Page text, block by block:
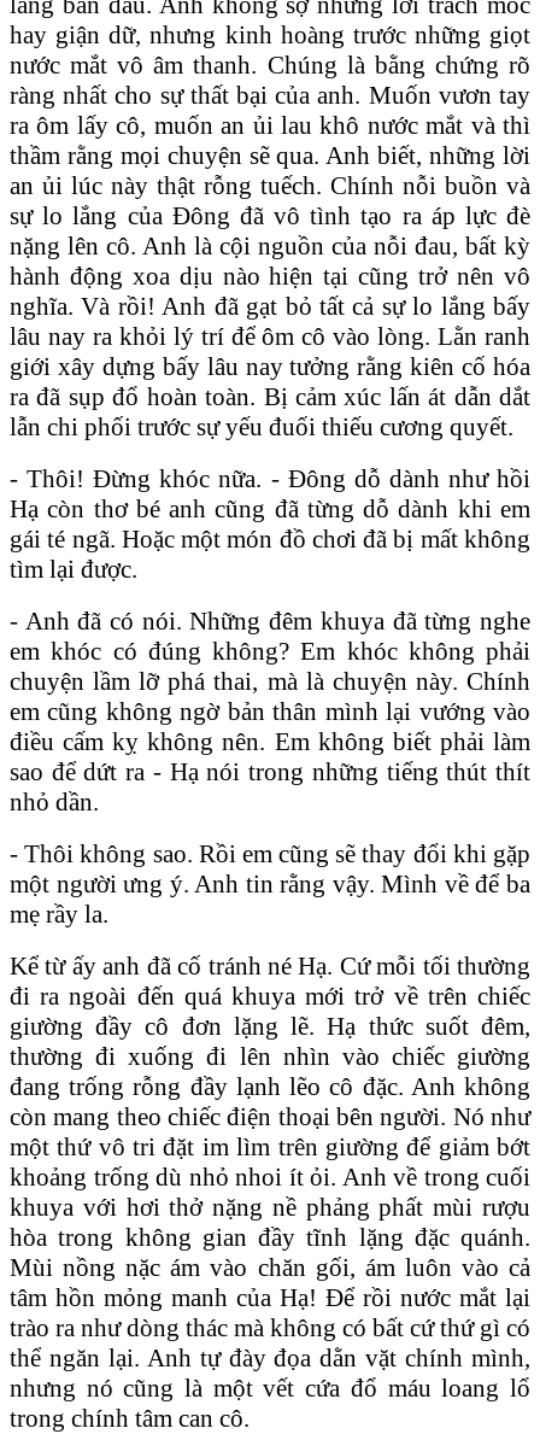
hay giận dữ, nhưng kinh hoàng trước những giọt
nước mắt vô âm thanh. Chúng là bằng chứng rõ
ràng nhất cho sự thất bại của anh. Muốn vươn tay
ra ôm lấy cô, muốn an ủi lau khô nước mắt và thì
thầm rằng mọi chuyện sẽ qua. Anh biết, những lời
an ủi lúc này thật rỗng tuếch. Chính nỗi buồn và
sự lo lắng của Đông đã vô tình tạo ra áp lực đè
nặng lên cô. Anh là cội nguồn của nỗi đau, bất kỳ
hành động xoa dịu nào hiện tại cũng trở nên vô
nghĩa. Và rồi! Anh đã gạt bỏ tất cả sự lo lắng bấy
lâu nay ra khỏi lý trí để ôm cô vào lòng. Lằn ranh
giới xây dựng bấy lâu nay tưởng rằng kiên cố hóa
ra đã sụp đổ hoàn toàn. Bị cảm xúc lấn át dẫn dắt
lẫn chi phối trước sự yếu đuối thiếu cương quyết.
- Thôi! Đừng khóc nữa. - Đông dỗ dành như hồi
Hạ còn thơ bé anh cũng đã từng dỗ dành khi em
gái té ngã. Hoặc một món đồ chơi đã bị mất không
tìm lại được.
- Anh đã có nói. Những đêm khuya đã từng nghe
em khóc có đúng không? Em khóc không phải
chuyện lầm lỡ phá thai, mà là chuyện này. Chính
em cũng không ngờ bản thân mình lại vướng vào
điều cấm kỵ không nên. Em không biết phải làm
sao để dứt ra - Hạ nói trong những tiếng thút thít
nhỏ dần.
- Thôi không sao. Rồi em cũng sẽ thay đổi khi gặp
một người ưng ý. Anh tin rằng vậy. Mình về để ba
mẹ rầy la.
Kể từ ấy anh đã cố tránh né Hạ. Cứ mỗi tối thường
đi ra ngoài đến quá khuya mới trở về trên chiếc
giường đầy cô đơn lặng lẽ. Hạ thức suốt đêm,
thường đi xuống đi lên nhìn vào chiếc giường
đang trống rỗng đầy lạnh lẽo cô đặc. Anh không
còn mang theo chiếc điện thoại bên người. Nó như
một thứ vô tri đặt im lìm trên giường để giảm bớt
khoảng trống dù nhỏ nhoi ít ỏi. Anh về trong cuối
khuya với hơi thở nặng nề phảng phất mùi rượu
hòa trong không gian đầy tĩnh lặng đặc quánh.
Mùi nồng nặc ám vào chăn gối, ám luôn vào cả
tâm hồn mỏng manh của Hạ! Để rồi nước mắt lại
trào ra như dòng thác mà không có bất cứ thứ gì có
thể ngăn lại. Anh tự đày đọa dằn vặt chính mình,
nhưng nó cũng là một vết cứa đổ máu loang lổ
trong chính tâm can cô.